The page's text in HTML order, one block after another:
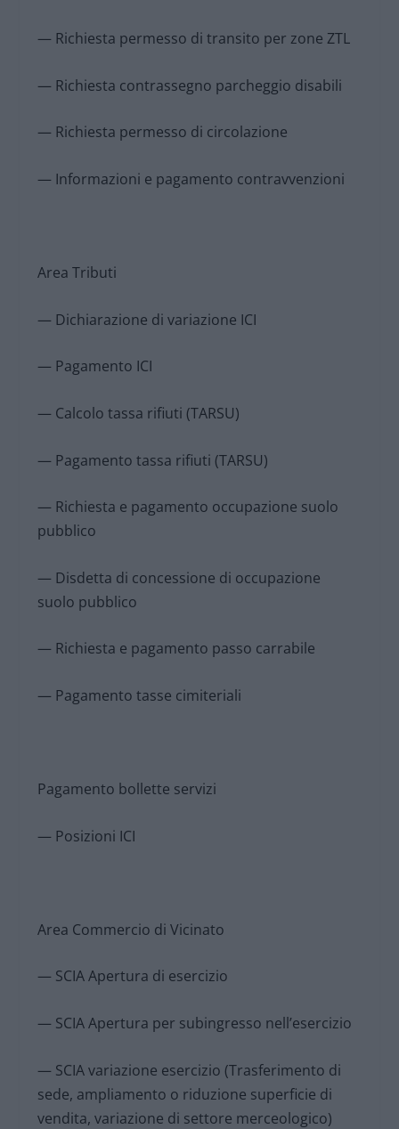
— Richiesta permesso di transito per zone ZTL
— Richiesta contrassegno parcheggio disabili
— Richiesta permesso di circolazione
— Informazioni e pagamento contravvenzioni
Area Tributi
— Dichiarazione di variazione ICI
— Pagamento ICI
— Calcolo tassa rifiuti (TARSU)
— Pagamento tassa rifiuti (TARSU)
— Richiesta e pagamento occupazione suolo
pubblico
— Disdetta di concessione di occupazione
suolo pubblico
— Richiesta e pagamento passo carrabile
— Pagamento tasse cimiteriali
Pagamento bollette servizi
— Posizioni ICI
Area Commercio di Vicinato
— SCIA Apertura di esercizio
— SCIA Apertura per subingresso nell’esercizio
— SCIA variazione esercizio (Trasferimento di
sede, ampliamento o riduzione superficie di
vendita, variazione di settore merceologico)